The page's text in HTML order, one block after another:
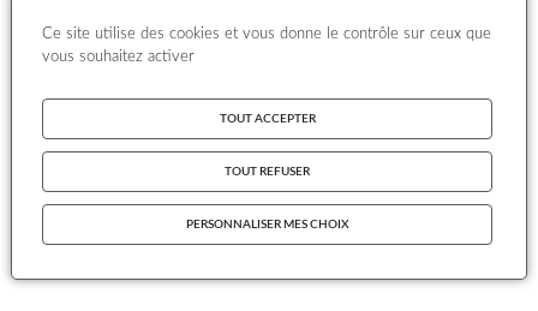
R_08_15141A_LCSQA_instru_180209_anx_vf.pdf
Ce site utilise des cookies et vous donne le contrôle sur ceux que
vous souhaitez activer
TOUT ACCEPTER
TOUT REFUSER
PERSONNALISER MES CHOIX